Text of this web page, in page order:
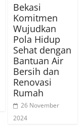
Bekasi
Komitmen
Wujudkan
Pola Hidup
Sehat dengan
Bantuan Air
Bersih dan
Renovasi
Rumah
26 November
2024